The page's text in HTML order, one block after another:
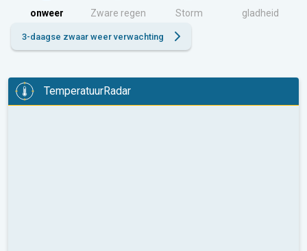
onweer Zware regen Storm gladheid
3-daagse zwaar weer verwachting
TemperatuurRadar